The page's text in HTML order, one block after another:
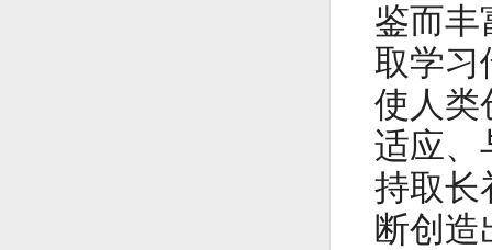
鉴而丰
取学习
使人类
适应、
持取长
断创